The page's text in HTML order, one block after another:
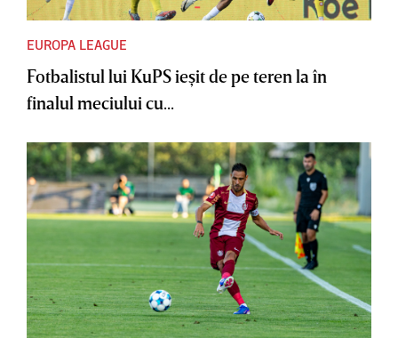
EUROPA LEAGUE
Fotbalistul lui KuPS ieşit de pe teren la în
finalul meciului cu...